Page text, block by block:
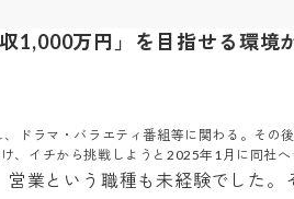
1,000万円」を目指せる環境
ドラマ・バラエティ番組等に関わる。その
、イチから挑戦しようと2025年1月に同社へ
業という職種も未経験でした。